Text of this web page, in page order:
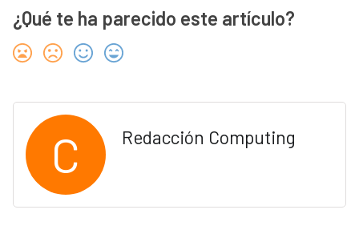
¿Qué te ha parecido este artículo?
C Redacción Computing